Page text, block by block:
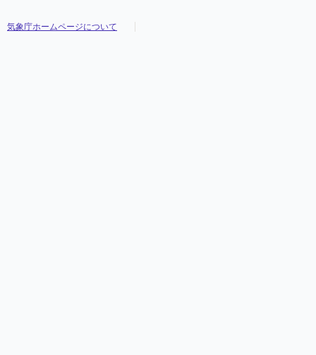
気象庁ホームページについて